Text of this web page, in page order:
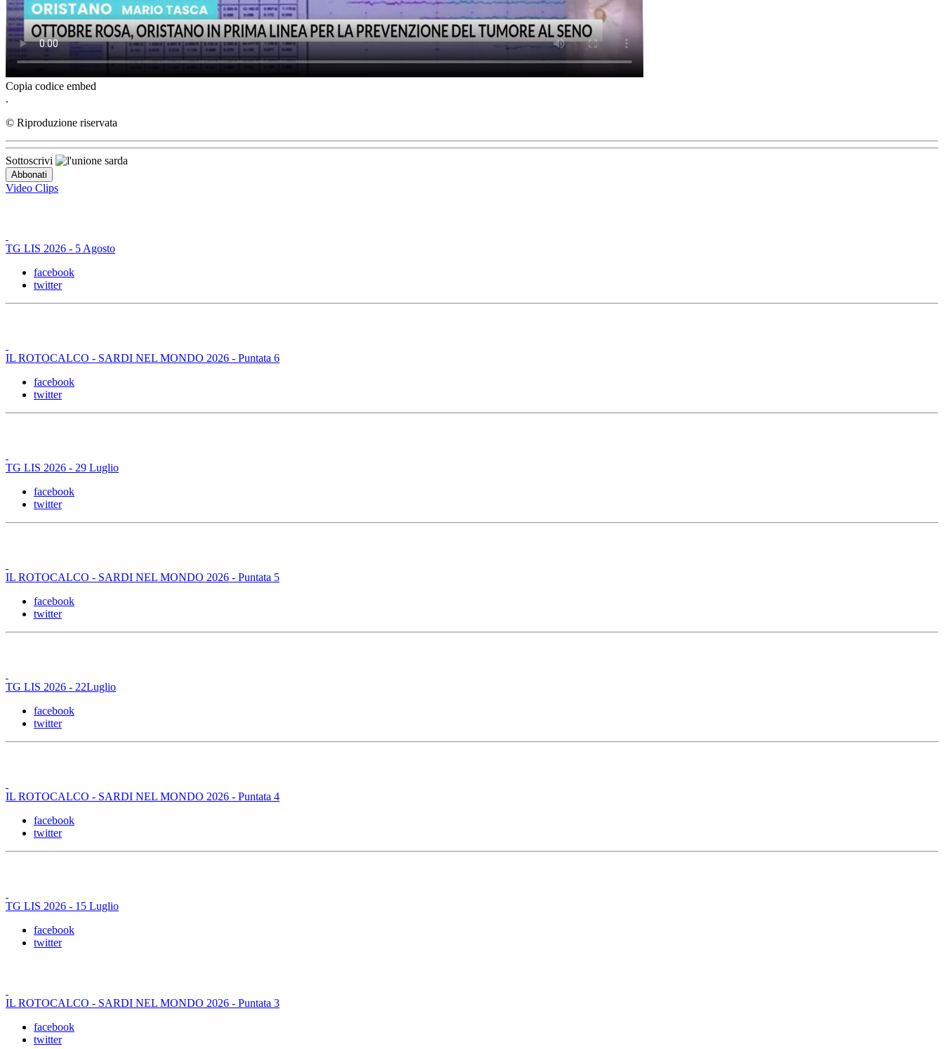
Copia codice embed
.
© Riproduzione riservata
Sottoscrivi
Video Clips
TG LIS 2026 - 5 Agosto
facebook
twitter
IL ROTOCALCO - SARDI NEL MONDO 2026 - Puntata 6
facebook
twitter
TG LIS 2026 - 29 Luglio
facebook
twitter
IL ROTOCALCO - SARDI NEL MONDO 2026 - Puntata 5
facebook
twitter
TG LIS 2026 - 22Luglio
facebook
twitter
IL ROTOCALCO - SARDI NEL MONDO 2026 - Puntata 4
facebook
twitter
TG LIS 2026 - 15 Luglio
facebook
twitter
IL ROTOCALCO - SARDI NEL MONDO 2026 - Puntata 3
facebook
twitter